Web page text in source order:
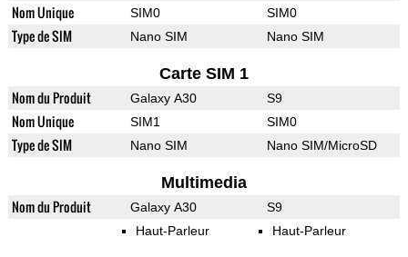
Nom Unique SIM0 SIM0
Type de SIM Nano SIM Nano SIM
Carte SIM 1
Nom du Produit Galaxy A30 S9
Nom Unique SIM1 SIM0
Type de SIM Nano SIM Nano SIM/MicroSD
Multimedia
Nom du Produit Galaxy A30 S9
Haut-Parleur Haut-Parleur